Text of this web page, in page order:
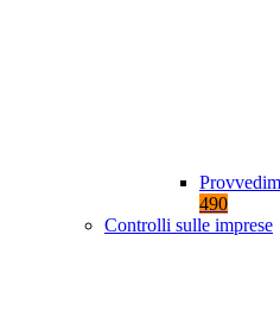
490
Controlli sulle imprese